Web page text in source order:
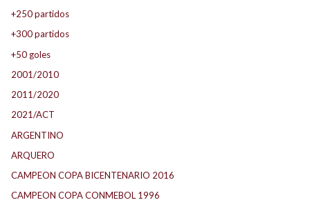
+250 partidos
+300 partidos
+50 goles
2001/2010
2011/2020
2021/ACT
ARGENTINO
ARQUERO
CAMPEON COPA BICENTENARIO 2016
CAMPEON COPA CONMEBOL 1996